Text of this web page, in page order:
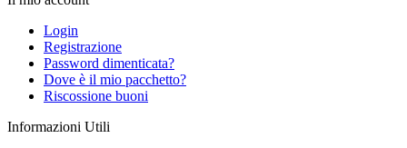
Login
Registrazione
Password dimenticata?
Dove è il mio pacchetto?
Riscossione buoni
Informazioni Utili